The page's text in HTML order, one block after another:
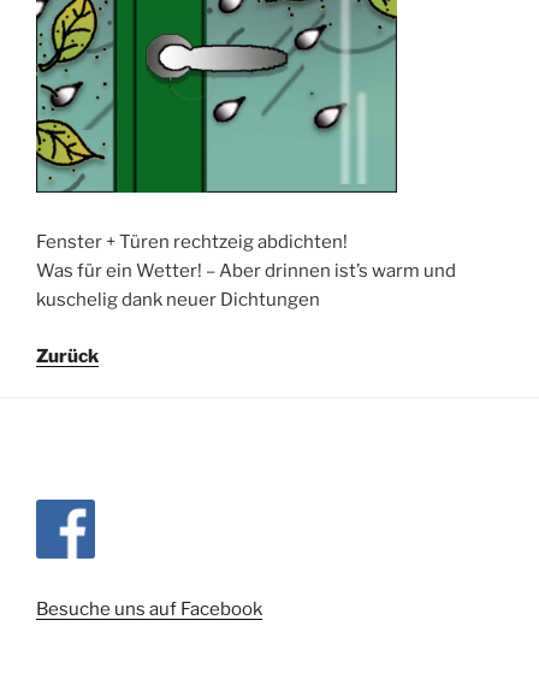
Fenster + Türen rechtzeig abdichten!
Was für ein Wetter! – Aber drinnen ist’s warm und
kuschelig dank neuer Dichtungen
Zurück
Besuche uns auf Facebook